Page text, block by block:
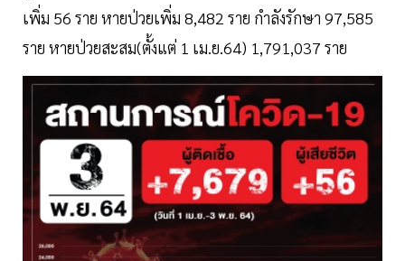
เพิ่ม 56 ราย หายป่วยเพิ่ม 8,482 ราย กำลังรักษา 97,585
ราย หายป่วยสะสม(ตั้งแต่ 1 เม.ย.64) 1,791,037 ราย